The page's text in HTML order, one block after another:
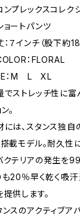
プレックスコレク
ートパンツ
７インチ（股下約18
：FLORAL
：M L XL
でストレッチ性に富
。
には、スタンス独自
搭載モデル。耐久性
クテリアの発生を
も20％早く乾く吸
提供します。
ンスのアクティブア